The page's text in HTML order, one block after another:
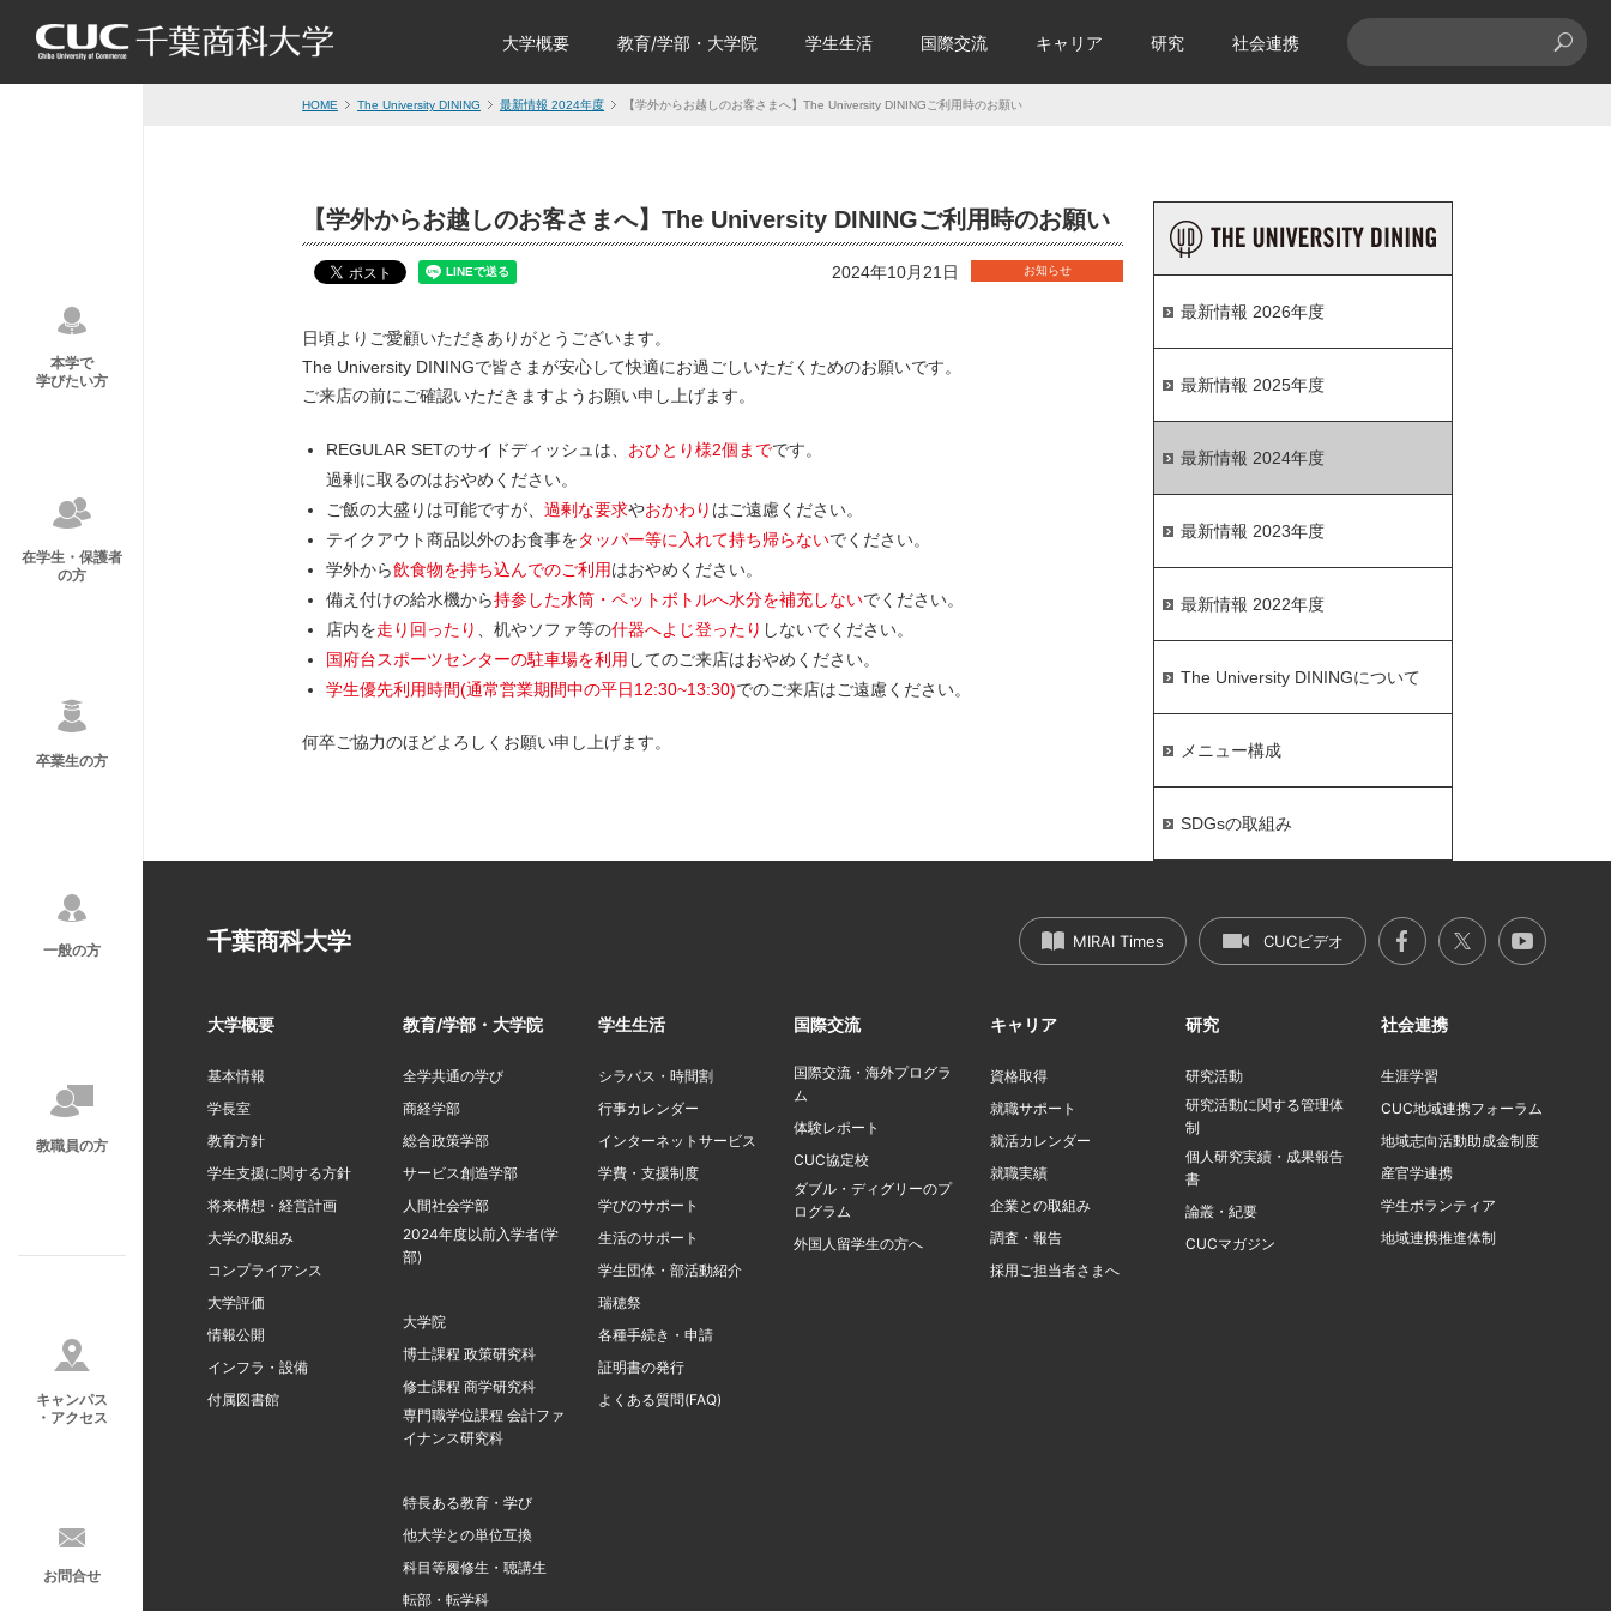
大学概要 教育/学部・大学院 学生生活 国際交流 キャリア 研究 社会連携
HOME The University DINING 最新情報 2024年度 【学外からお越しのお客さまへ】The University DININGご利用時のお願い
【学外からお越しのお客さまへ】The University DININGご利用時のお願い
お知らせ
2024年10月21日
日頃よりご愛顧いただきありがとうございます。
The University DININGで皆さまが安心して快適にお過ごしいただくためのお願いです。
ご来店の前にご確認いただきますようお願い申し上げます。
REGULAR SETのサイドディッシュは、 おひとり様2個までです。
過剰に取るのはおやめください。
ご飯の大盛りは可能ですが、 過剰な要求やおかわり はご遠慮ください。
テイクアウト商品以外のお食事をタッパー等に入れて持ち帰らないでください。
学外から飲食物を持ち込んでのご利用はおやめください。
備え付けの給水機から持参した水筒・ペットボトルへ水分を補充しないでください。
店内を走り回ったり 、机やソファ等の什器へよじ登ったり しないでください。
国府台スポーツセンターの駐車場を利用 してのご来店はおやめください。
学生優先利用時間(通常営業期間中の平日12:30~13:30)でのご来店はご遠慮ください。
何卒ご協力のほどよろしくお願い申し上げます。
最新情報 2026年度
最新情報 2025年度
最新情報 2024年度
最新情報 2023年度
最新情報 2022年度
The University DININGについて
メニュー構成
SDGsの取組み
千葉商科大学 MIRAI Times CUCビデオ
大学概要
基本情報
学長室
教育方針
学生支援に関する方針
将来構想・経営計画
大学の取組み
コンプライアンス
大学評価
情報公開
インフラ・設備
付属図書館
教育/学部・大学院
全学共通の学び
商経学部
総合政策学部
サービス創造学部
人間社会学部
2024年度以前入学者(学
部)
大学院
博士課程 政策研究科
修士課程 商学研究科
専門職学位課程 会計ファ
イナンス研究科
特長ある教育・学び
他大学との単位互換
科目等履修生・聴講生
転部・転学科
学生生活
シラバス・時間割
行事カレンダー
インターネットサービス
学費・支援制度
学びのサポート
生活のサポート
学生団体・部活動紹介
瑞穂祭
各種手続き・申請
証明書の発行
よくある質問(FAQ)
国際交流
国際交流・海外プログラ
ム
体験レポート
CUC協定校
ダブル・ディグリーのプ
ログラム
外国人留学生の方へ
キャリア
資格取得
就職サポート
就活カレンダー
就職実績
企業との取組み
調査・報告
採用ご担当者さまへ
研究
研究活動
研究活動に関する管理体
制
個人研究実績・成果報告
書
論叢・紀要
CUCマガジン
社会連携
生涯学習
CUC地域連携フォーラム
地域志向活動助成金制度
産官学連携
学生ボランティア
地域連携推進体制
本学で
学びたい方
在学生・保護者
の方
卒業生の方
一般の方
教職員の方
キャンパス
・アクセス
お問合せ